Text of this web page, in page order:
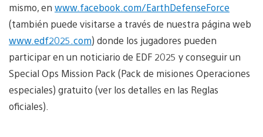
mismo, en www.facebook.com/EarthDefenseForce
(también puede visitarse a través de nuestra página web
www.edf2025.com) donde los jugadores pueden
participar en un noticiario de EDF 2025 y conseguir un
Special Ops Mission Pack (Pack de misiones Operaciones
especiales) gratuito (ver los detalles en las Reglas
oficiales).